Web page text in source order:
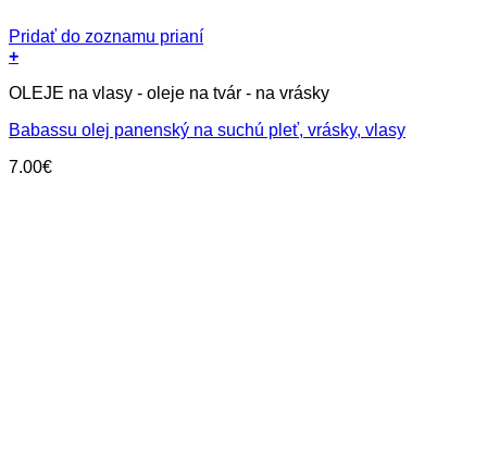
Pridať do zoznamu prianí
+
OLEJE na vlasy - oleje na tvár - na vrásky
Babassu olej panenský na suchú pleť, vrásky, vlasy
7.00€